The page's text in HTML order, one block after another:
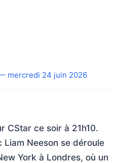
mercredi 24 juin 2026
CStar ce soir à 21h10.
Neeson se déroule
York à Londres, où un